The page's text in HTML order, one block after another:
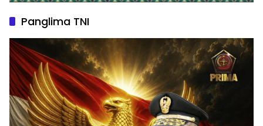
Panglima TNI